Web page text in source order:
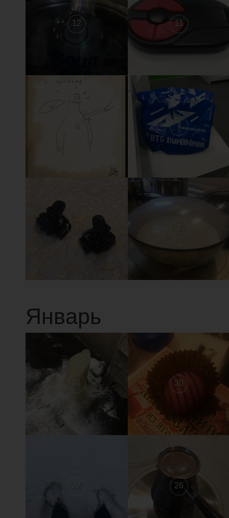
12 11
8 7
4 3
Январь
31 30
27 26